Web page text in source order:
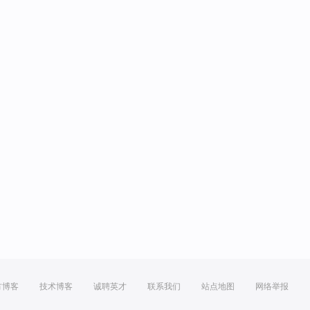
博客 技术博客 诚聘英才 联系我们 站点地图 网络举报